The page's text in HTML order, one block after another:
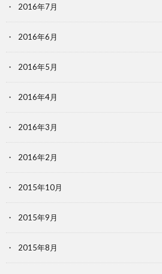
2016年7月
2016年6月
2016年5月
2016年4月
2016年3月
2016年2月
2015年10月
2015年9月
2015年8月